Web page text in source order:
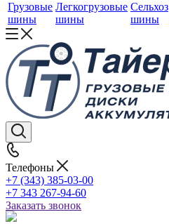
Грузовые
шины
Легкогрузовые
шины
Сельхоз
шины
Телефоны
+7 (343) 385-03-00
+7 343 267-94-60
Заказать звонок